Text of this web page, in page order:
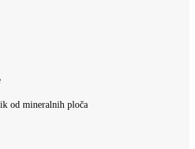
od mineralnih ploča